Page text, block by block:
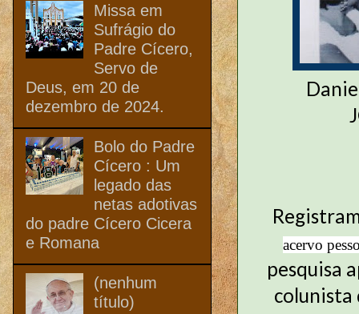
acervo
pesquisa
colunista
Missa em
Sufrágio do
Padre Cícero,
Servo de
Deus, em 20 de
dezembro de 2024.
Bolo do Padre
Cícero : Um
legado das
netas adotivas
do padre Cícero Cicera
e Romana
(nenhum
título)